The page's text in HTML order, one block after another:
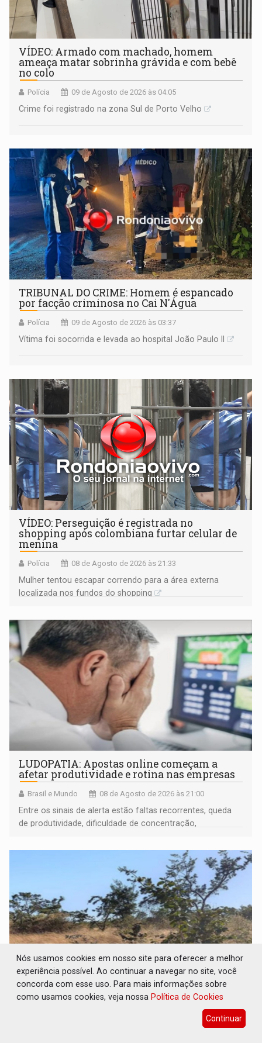
VÍDEO: Armado com machado, homem
ameaça matar sobrinha grávida e com bebê
no colo
Polícia 09 de Agosto de 2026 às 04:05
Crime foi registrado na zona Sul de Porto Velho
TRIBUNAL DO CRIME: Homem é espancado
por facção criminosa no Cai N'Água
Polícia 09 de Agosto de 2026 às 03:37
Vítima foi socorrida e levada ao hospital João Paulo II
VÍDEO: Perseguição é registrada no
shopping após colombiana furtar celular de
menina
Polícia 08 de Agosto de 2026 às 21:33
Mulher tentou escapar correndo para a área externa
localizada nos fundos do shopping
LUDOPATIA: Apostas online começam a
afetar produtividade e rotina nas empresas
Brasil e Mundo 08 de Agosto de 2026 às 21:00
Entre os sinais de alerta estão faltas recorrentes, queda
de produtividade, dificuldade de concentração,
REFLORESTAMENTO: Plantar árvores não
será mais suficiente para comprovar área
Nós usamos cookies em nosso site para oferecer a melhor
experiência possível. Ao continuar a navegar no site, você
concorda com esse uso. Para mais informações sobre
como usamos cookies, veja nossa Política de Cookies
Continuar